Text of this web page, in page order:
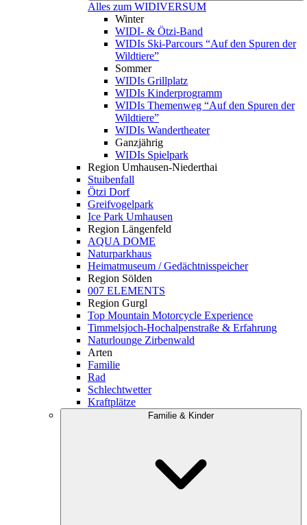
Alles zum WIDIVERSUM
Winter
WIDI- & Ötzi-Band
WIDIs Ski-Parcours “Auf den Spuren der
Wildtiere”
Sommer
WIDIs Grillplatz
WIDIs Kinderprogramm
WIDIs Themenweg “Auf den Spuren der
Wildtiere”
WIDIs Wandertheater
Ganzjährig
WIDIs Spielpark
Region Umhausen-Niederthai
Stuibenfall
Ötzi Dorf
Greifvogelpark
Ice Park Umhausen
Region Längenfeld
AQUA DOME
Naturparkhaus
Heimatmuseum / Gedächtnisspeicher
Region Sölden
007 ELEMENTS
Region Gurgl
Top Mountain Motorcycle Experience
Timmelsjoch-Hochalpenstraße & Erfahrung
Naturlounge Zirbenwald
Arten
Familie
Rad
Schlechtwetter
Kraftplätze
Familie & Kinder